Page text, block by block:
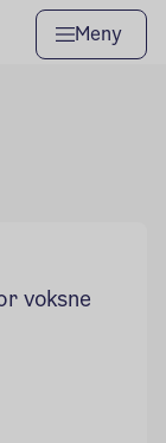
Meny
voksne